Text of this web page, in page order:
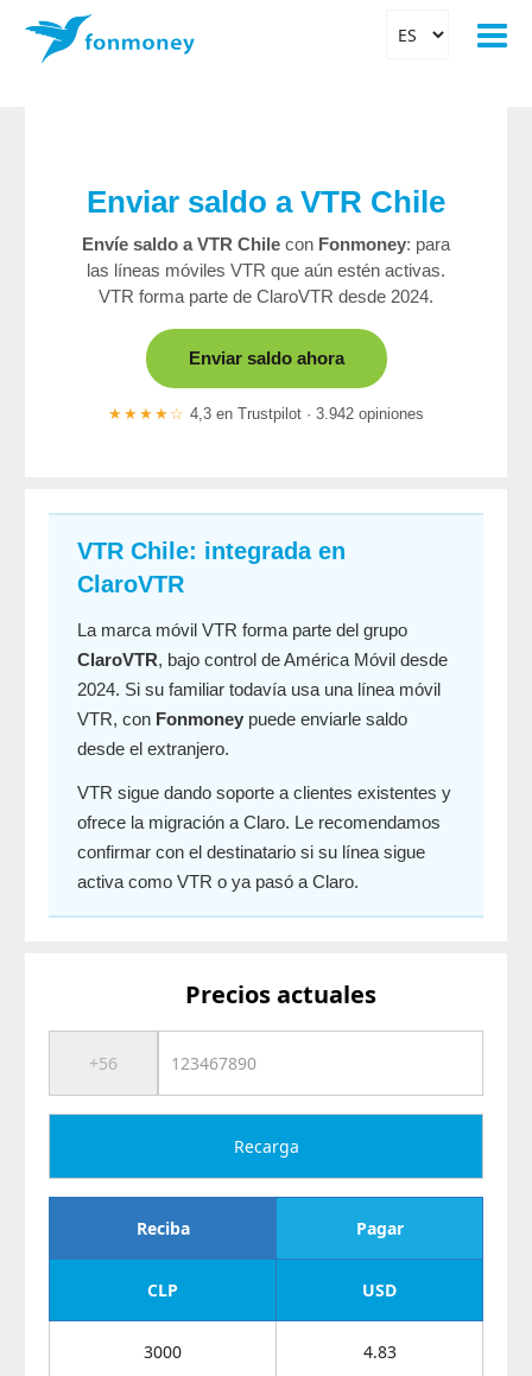
Enviar saldo a VTR Chile
Envíe saldo a VTR Chile con Fonmoney: para
las líneas móviles VTR que aún estén activas.
VTR forma parte de ClaroVTR desde 2024.
Enviar saldo ahora
★★★★☆ 4,3 en Trustpilot · 3.942 opiniones
VTR Chile: integrada en
ClaroVTR
La marca móvil VTR forma parte del grupo
ClaroVTR, bajo control de América Móvil desde
2024. Si su familiar todavía usa una línea móvil
VTR, con Fonmoney puede enviarle saldo
desde el extranjero.
VTR sigue dando soporte a clientes existentes y
ofrece la migración a Claro. Le recomendamos
confirmar con el destinatario si su línea sigue
activa como VTR o ya pasó a Claro.
Precios actuales
Recarga
Reciba Pagar
CLP USD
3000 4.83